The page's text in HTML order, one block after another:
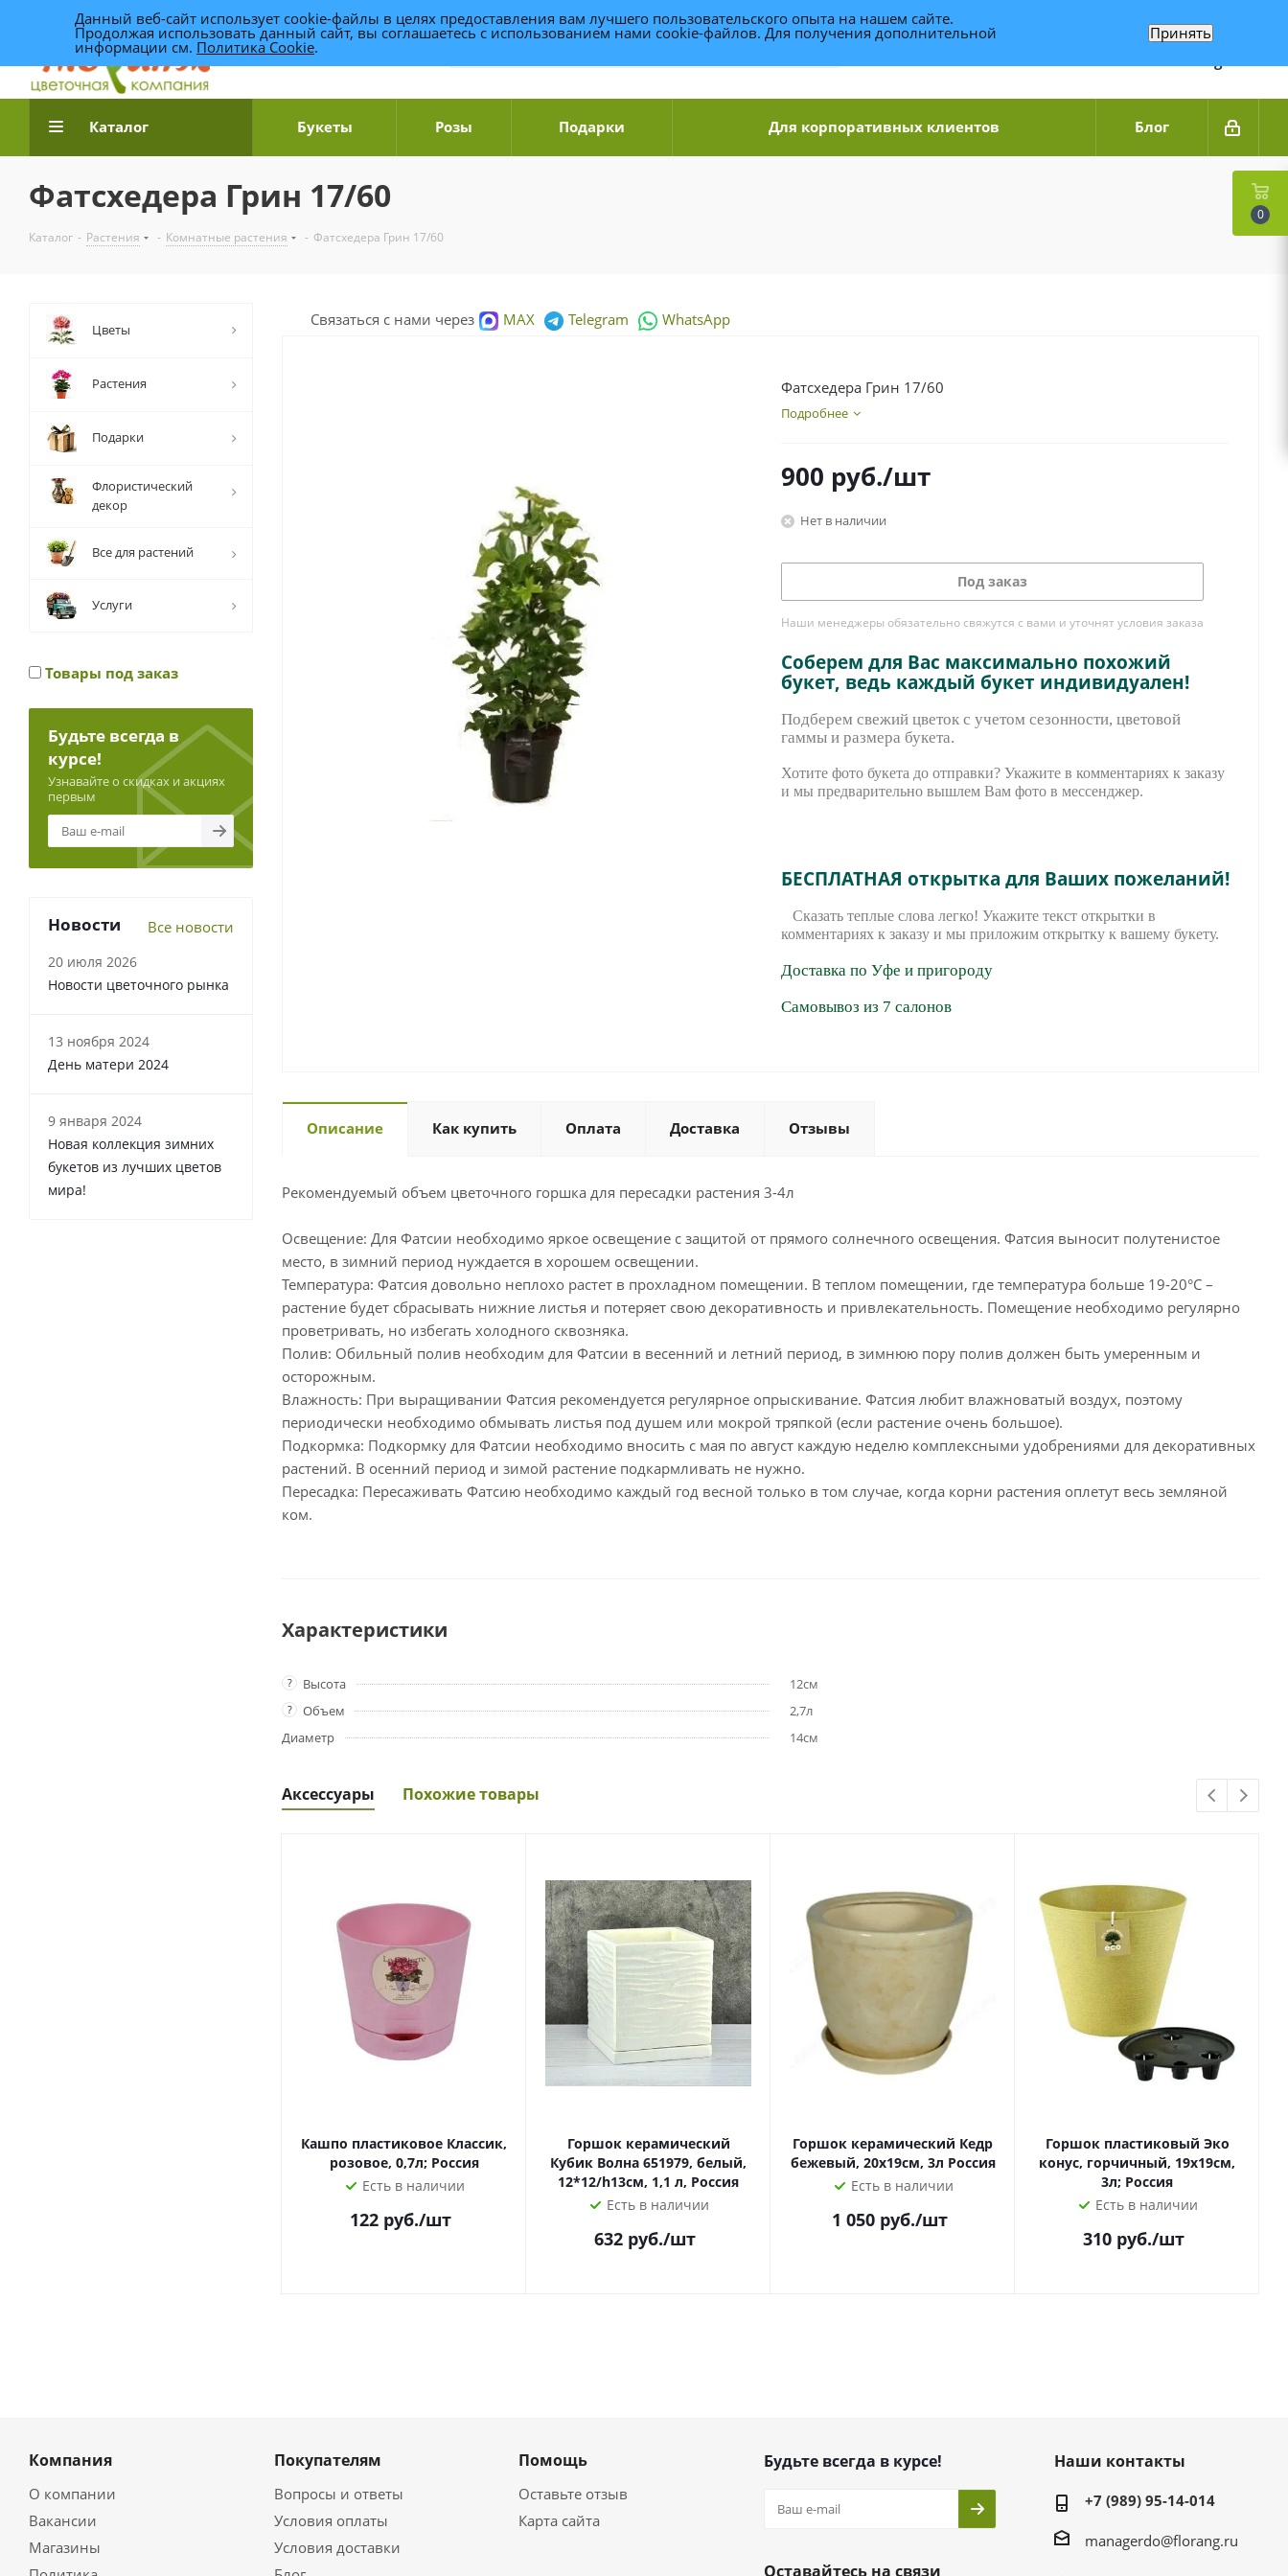
Доставка цветов по Уфе +7 (989) 95-14-014
Связаться по WhatsApp
Каталог Букеты Розы Подарки Для корпоративных клиентов Блог
Фатсхедера Грин 17/60
Каталог - Растения - Комнатные растения - Фатсхедера Грин 17/60
Связаться с нами через MAX Telegram WhatsApp
Фатсхедера Грин 17/60
Подробнее
900 руб./шт
Нет в наличии
Под заказ
Наши менеджеры обязательно свяжутся с вами и уточнят условия заказа
Соберем для Вас максимально похожий
букет, ведь каждый букет индивидуален!
Подберем свежий цветок с учетом сезонности, цветовой
гаммы и размера букета.
Хотите фото букета до отправки? Укажите в комментариях к заказу
и мы предварительно вышлем Вам фото в мессенджер.
БЕСПЛАТНАЯ открытка для Ваших пожеланий!
Сказать теплые слова легко! Укажите текст открытки в
комментариях к заказу и мы приложим открытку к вашему букету.
Доставка по Уфе и пригороду
Самовывоз из 7 салонов
Описание Как купить Оплата Доставка Отзывы
Рекомендуемый объем цветочного горшка для пересадки растения 3-4л
Освещение: Для Фатсии необходимо яркое освещение с защитой от прямого солнечного освещения. Фатсия выносит полутенистое
место, в зимний период нуждается в хорошем освещении.
Температура: Фатсия довольно неплохо растет в прохладном помещении. В теплом помещении, где температура больше 19-20°C –
растение будет сбрасывать нижние листья и потеряет свою декоративность и привлекательность. Помещение необходимо регулярно
проветривать, но избегать холодного сквозняка.
Полив: Обильный полив необходим для Фатсии в весенний и летний период, в зимнюю пору полив должен быть умеренным и
осторожным.
Влажность: При выращивании Фатсия рекомендуется регулярное опрыскивание. Фатсия любит влажноватый воздух, поэтому
периодически необходимо обмывать листья под душем или мокрой тряпкой (если растение очень большое).
Подкормка: Подкормку для Фатсии необходимо вносить с мая по август каждую неделю комплексными удобрениями для декоративных
растений. В осенний период и зимой растение подкармливать не нужно.
Пересадка: Пересаживать Фатсию необходимо каждый год весной только в том случае, когда корни растения оплетут весь земляной
ком.
Характеристики
? Высота 12см
? Объем
2,7л
Диаметр
14см
Аксессуары Похожие товары
Кашпо пластиковое Классик,
розовое, 0,7л; Россия
Есть в наличии
122 руб./шт
Горшок керамический
Кубик Волна 651979, белый,
12*12/h13см, 1,1 л, Россия
Есть в наличии
632 руб./шт
Горшок керамический Кедр
бежевый, 20х19см, 3л Россия
Есть в наличии
1 050руб./шт
Горшок пластиковый Эко
конус, горчичный, 19х19см,
3л; Россия
Есть в наличии
310 руб./шт
Цветы
Растения
Подарки
Флористический
декор
Все для растений
Услуги
Товары под заказ
Будьте всегда в
курсе!
Узнавайте о скидках и акциях
первым
Новости Все новости
20 июля 2026
Новости цветочного рынка
13 ноября 2024
День матери 2024
9 января 2024
Новая коллекция зимних
букетов из лучших цветов
мира!
Компания
О компании
Вакансии
Магазины
Покупателям
Вопросы и ответы
Условия оплаты
Условия доставки
Помощь
Оставьте отзыв
Карта сайта
Будьте всегда в курсе!
Оставайтесь на связи
Наши контакты
+7 (989) 95-14-014
managerdo@florang.ru
0
Данный веб-сайт использует cookie-файлы в целях предоставления вам лучшего пользовательского опыта на нашем сайте.
Продолжая использовать данный сайт, вы соглашаетесь с использованием нами cookie-файлов. Для получения дополнительной
информации см. Политика Cookie.
Принять